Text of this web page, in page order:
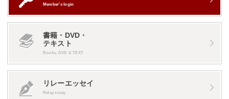
Member’s login
書籍・DVD・
テキスト
Books, DVD & TEXT
リレーエッセイ
Relay essay